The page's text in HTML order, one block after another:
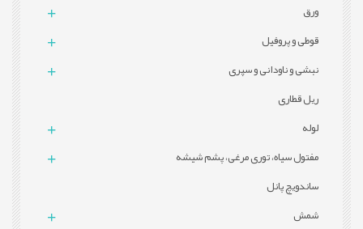
ورق
قوطی و پروفيل
نبشی و ناودانی و سپری
ریل قطاری
لوله
مفتول سیاه، توری مرغی، پشم شیشه
ساندویچ پانل
شمش